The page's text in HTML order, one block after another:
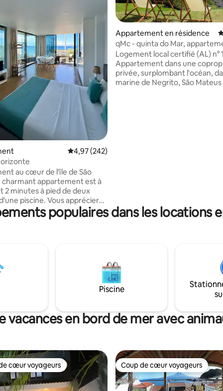
base de 176 commentaires : 4,98 sur 5
Évaluation moyenne sur la base de 242
4,97 (242)
au cœur de l'île de São
2 minutes à pied de deux
piscine. Vous apprécierez
rue animée avec des
et des bars. Un supermarché
pour un séjour parfait.
cet appartement moderne,
confortable, et vous tomberez
de l'espace et de
Appartement en résidence
qMc - quinta do Mar,
Logement local certifié (AL) n°
Appartement dans une
privée, surplombant l'océan,
marine de Negrito, São Mateus
populaires dans les locations
Piscine
vacances en bord de mer avec
cœur voyageurs les plus appréciés
cœur voyageurs Coup de cœur voyageurs
Coup de cœur voyageurs